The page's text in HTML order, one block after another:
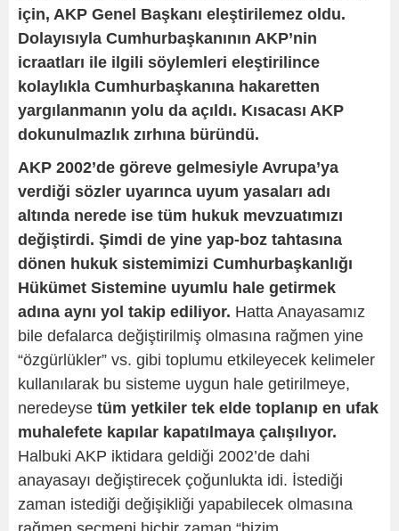
için, AKP Genel Başkanı eleştirilemez oldu.
Dolayısıyla Cumhurbaşkanının AKP’nin
icraatları ile ilgili söylemleri eleştirilince
kolaylıkla Cumhurbaşkanına hakaretten
yargılanmanın yolu da açıldı. Kısacası AKP
dokunulmazlık zırhına büründü.
AKP 2002’de göreve gelmesiyle Avrupa’ya
verdiği sözler uyarınca uyum yasaları adı
altında nerede ise tüm hukuk mevzuatımızı
değiştirdi. Şimdi de yine yap-boz tahtasına
dönen hukuk sistemimizi Cumhurbaşkanlığı
Hükümet Sistemine uyumlu hale getirmek
adına aynı yol takip ediliyor. Hatta Anayasamız
bile defalarca değiştirilmiş olmasına rağmen yine
“özgürlükler” vs. gibi toplumu etkileyecek kelimeler
kullanılarak bu sisteme uygun hale getirilmeye,
neredeyse tüm yetkiler tek elde toplanıp en ufak
muhalefete kapılar kapatılmaya çalışılıyor.
Halbuki AKP iktidara geldiği 2002’de dahi
anayasayı değiştirecek çoğunlukta idi. İstediği
zaman istediği değişikliği yapabilecek olmasına